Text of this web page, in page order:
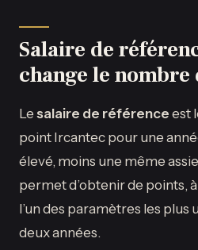
Salaire de
change le nombre
Lesalaire de référenceest
point Ircantec pour une
élevé, moins une même
permet d’obtenir de points,
l’un des paramètres les
deux années.